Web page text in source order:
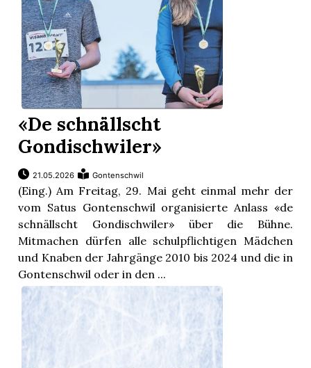
«De schnällscht
Gondischwiler»
21.05.2026 Gontenschwil
(Eing.) Am Freitag, 29. Mai geht einmal mehr der
vom Satus Gontenschwil organisierte Anlass «de
schnällscht Gondischwiler» über die Bühne.
Mitmachen dürfen alle schulpflichtigen Mädchen
und Knaben der Jahrgänge 2010 bis 2024 und die in
Gontenschwil oder in den ...